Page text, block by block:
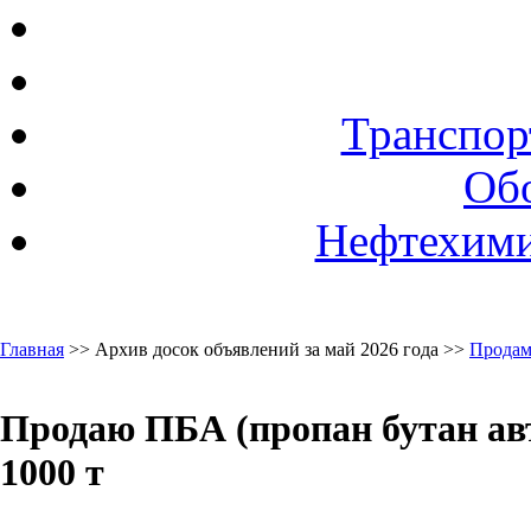
Главная >> Архив досок объявлений за май 2026 года >>
Продаю ПБА (пропан бутан
1000 т